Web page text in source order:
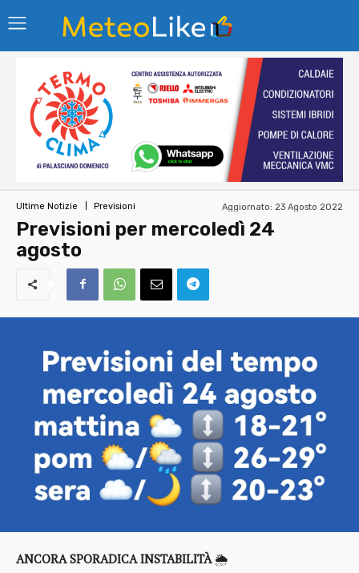
Ultime Notizie Previsioni Aggiornato: 23 Agosto 2022
Previsioni per mercoledì 24
agosto
ANCORA SPORADICA INSTABILITÀ🌦️